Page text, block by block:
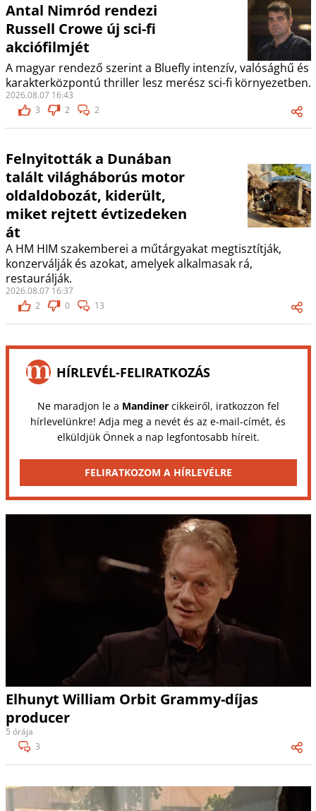
Antal Nimród rendezi
Russell Crowe új sci-fi
akciófilmjét
A magyar rendező szerint a Bluefly intenzív, valósághű és
karakterközpontú thriller lesz merész sci-fi környezetben.
2026.08.07 16:43
3
2 2
Felnyitották a Dunában
talált világháborús motor
oldaldobozát, kiderült,
miket rejtett évtizedeken
át
A HM HIM szakemberei a műtárgyakat megtisztítják,
konzerválják és azokat, amelyek alkalmasak rá,
restaurálják.
2026.08.07 16:37
2
0 13
HÍRLEVÉL-FELIRATKOZÁS
Ne maradjon le a Mandinercikkeiről, iratkozzon fel
hírlevelünkre! Adja meg a nevét és az e-mail-címét, és
elküldjük Önnek a nap legfontosabb híreit.
FELIRATKOZOM A HÍRLEVÉLRE
Elhunyt William Orbit Grammy-díjas
producer
5 órája
3